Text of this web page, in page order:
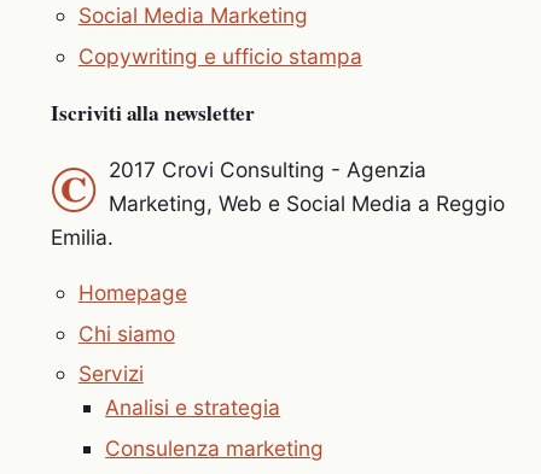
Social Media Marketing
Copywriting e ufficio stampa
Iscriviti alla newsletter
© 2017 Crovi Consulting - Agenzia
Marketing, Web e Social Media a Reggio
Emilia.
Homepage
Chi siamo
Servizi
Analisi e strategia
Consulenza marketing